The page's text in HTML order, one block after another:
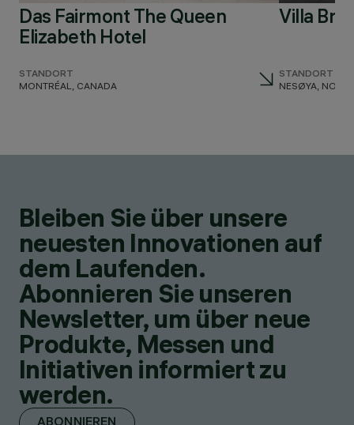
Das Fairmont The Queen
Elizabeth Hotel
STANDORT
MONTRÉAL, CANADA
Villa
STANDORT
NESØYA,
Bleiben Sie über unsere
neuesten Innovationen auf
dem Laufenden.
Abonnieren Sie unseren
Newsletter, um über neue
Produkte, Messen und
Initiativen informiert zu
werden.